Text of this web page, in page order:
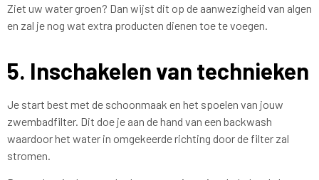
Ziet uw water groen? Dan wijst dit op de aanwezigheid van algen
en zal je nog wat extra producten dienen toe te voegen.
5. Inschakelen van technieken
Je start best met de schoonmaak en het spoelen van jouw
zwembadfilter. Dit doe je aan de hand van een backwash
waardoor het water in omgekeerde richting door de filter zal
stromen.